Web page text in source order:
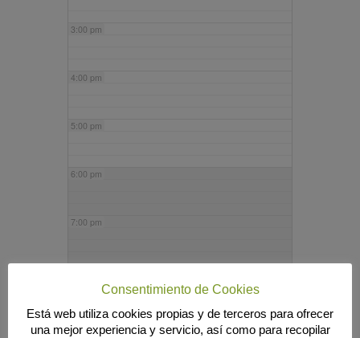
3:00 pm
4:00 pm
5:00 pm
6:00 pm
7:00 pm
9:00 pm
Consentimiento de Cookies
Está web utiliza cookies propias y de terceros para ofrecer
una mejor experiencia y servicio, así como para recopilar